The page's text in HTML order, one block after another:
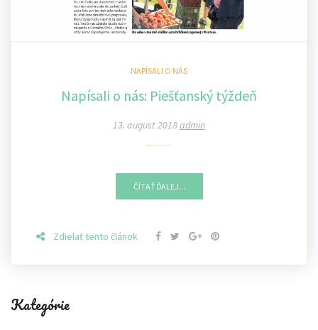
NAPÍSALI O NÁS
Napísali o nás: Piešťanský týždeň
13. august 2018admin
ČÍTAŤ ĎALEJ...
Zdielať tento článok
Kategórie